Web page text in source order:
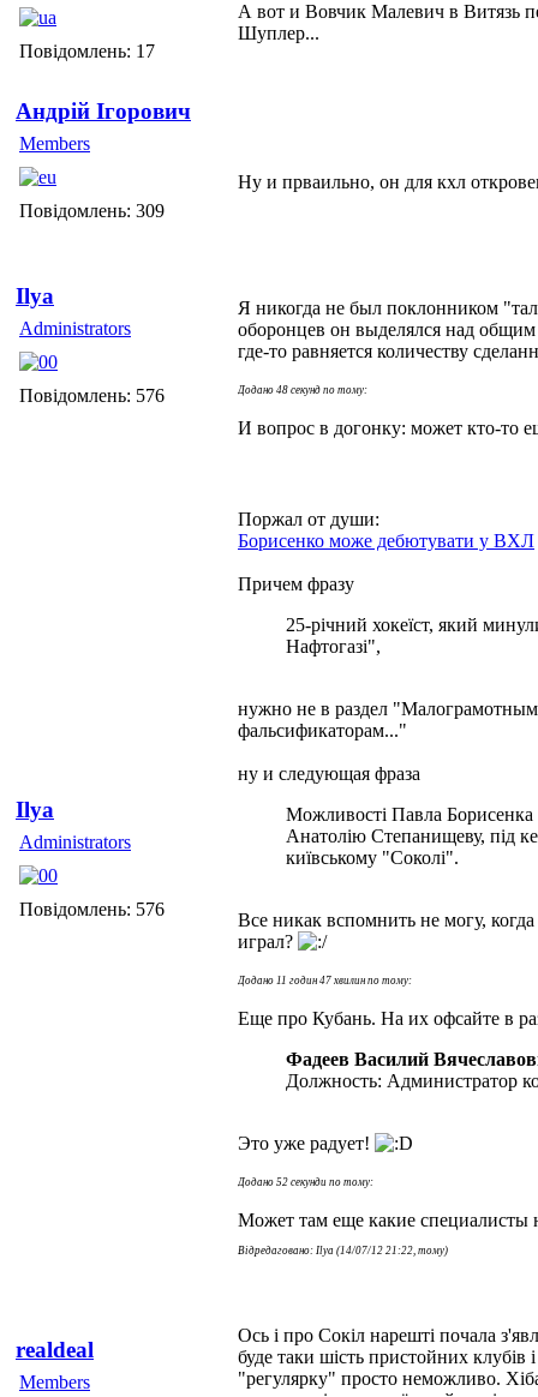
Повідомлень: 17
А вот и Вовчик Малевич в Витязь
Шуплер...
Андрій Ігорович
Members
Повідомлень: 309
Ну и прваильно, он для кхл
Ilya
Administrators
Повідомлень: 576
Я никогда не был поклонником
оборонцев он выделялся над
где-то равняется количеству
Додано 48 секунд по тому:
И вопрос в догонку: может кто-то
Ilya
Administrators
Повідомлень: 576
Поржал от души:
Борисенко може дебютувати у ВХЛ
Причем фразу
25-річний хокеїст, який
Нафтогазі",
нужно не в раздел
фальсификаторам..."
ну и следующая фраза
Можливості Павла Борисенка
Анатолію Степанищеву, під
київському "Соколі".
Все никак вспомнить не могу,
играл?
Додано 11 годин 47 хвилин по тому:
Еще про Кубань. На их офсайте в
Фадеев Василий
Должность: Администратор
Это уже радует!
Додано 52 секунди по тому:
Может там еще какие
Відредаговано: Ilya (14/07/12 21:22, тому)
realdeal
Members
Ось і про Сокіл нарешті почала
буде таки шість пристойних клубів
"регулярку" просто неможливо.